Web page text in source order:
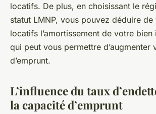
locatifs. De plus, en choisissant le
statut LMNP, vous pouvez déduire de
locatifs l’amortissement de votre
qui peut vous permettre d’augmenter
d’emprunt.
L’influence du taux
la capacité d’emprunt